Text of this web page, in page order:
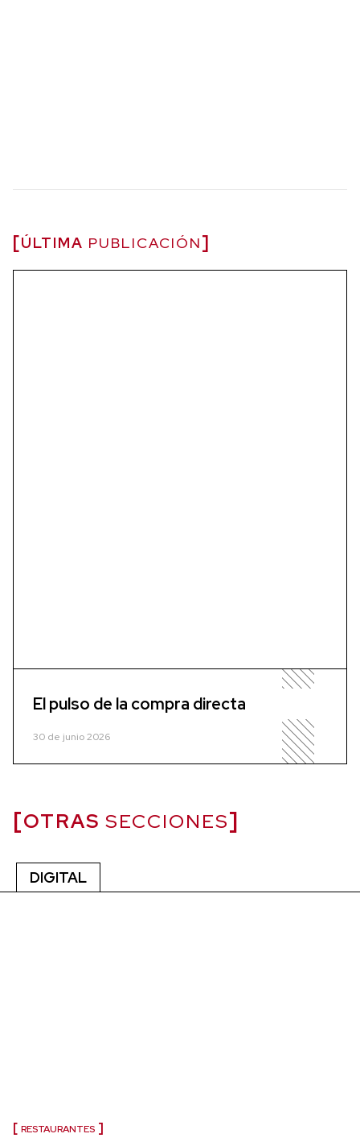
ÚLTIMA PUBLICACIÓN
El pulso de la compra directa
30 de junio 2026
OTRAS SECCIONES
DIGITAL
RESTAURANTES